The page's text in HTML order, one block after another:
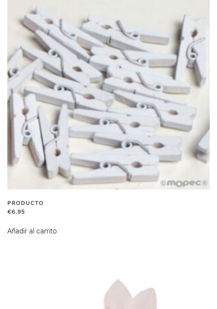
PRODUCTO
€6.95
Añadir al carrito